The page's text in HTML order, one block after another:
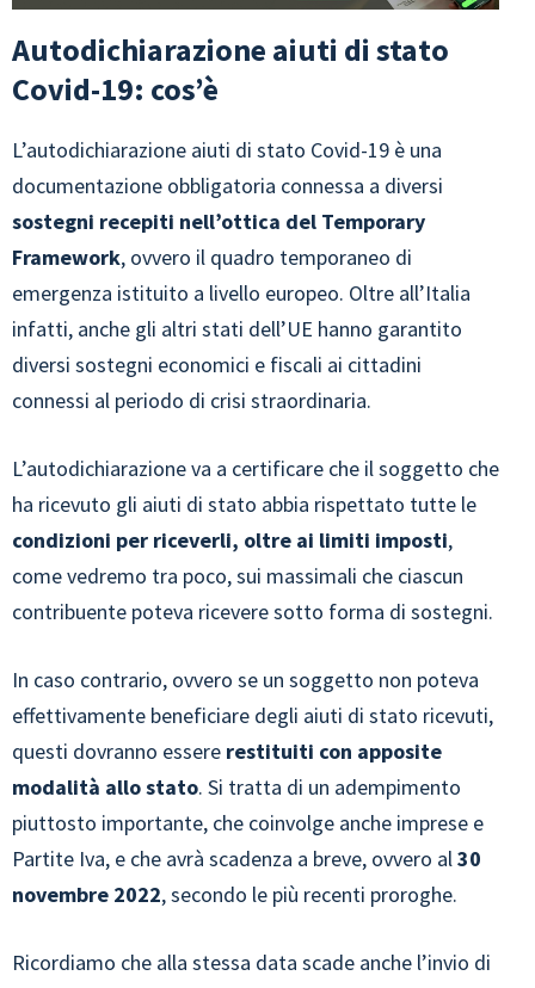
Autodichiarazione aiuti di stato
Covid-19: cos’è
L’autodichiarazione aiuti di stato Covid-19 è una
documentazione obbligatoria connessa a diversi
sostegni recepiti nell’ottica del Temporary
Framework, ovvero il quadro temporaneo di
emergenza istituito a livello europeo. Oltre all’Italia
infatti, anche gli altri stati dell’UE hanno garantito
diversi sostegni economici e fiscali ai cittadini
connessi al periodo di crisi straordinaria.
L’autodichiarazione va a certificare che il soggetto che
ha ricevuto gli aiuti di stato abbia rispettato tutte le
condizioni per riceverli, oltre ai limiti imposti,
come vedremo tra poco, sui massimali che ciascun
contribuente poteva ricevere sotto forma di sostegni.
In caso contrario, ovvero se un soggetto non poteva
effettivamente beneficiare degli aiuti di stato ricevuti,
questi dovranno essere restituiti con apposite
modalità allo stato. Si tratta di un adempimento
piuttosto importante, che coinvolge anche imprese e
Partite Iva, e che avrà scadenza a breve, ovvero al30
novembre 2022, secondo le più recenti proroghe.
Ricordiamo che alla stessa data scade anche l’invio di